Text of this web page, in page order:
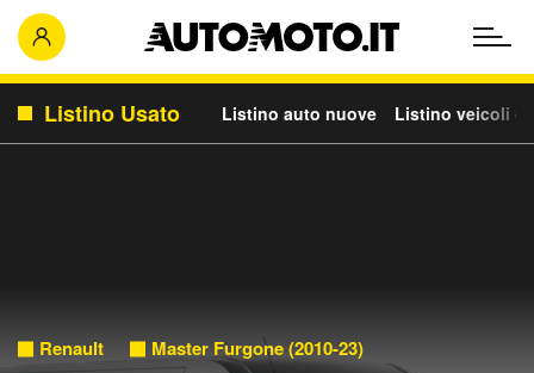
Listino Usato Listino auto nuove Listino veicoli
Renault Master Furgone (2010-23)